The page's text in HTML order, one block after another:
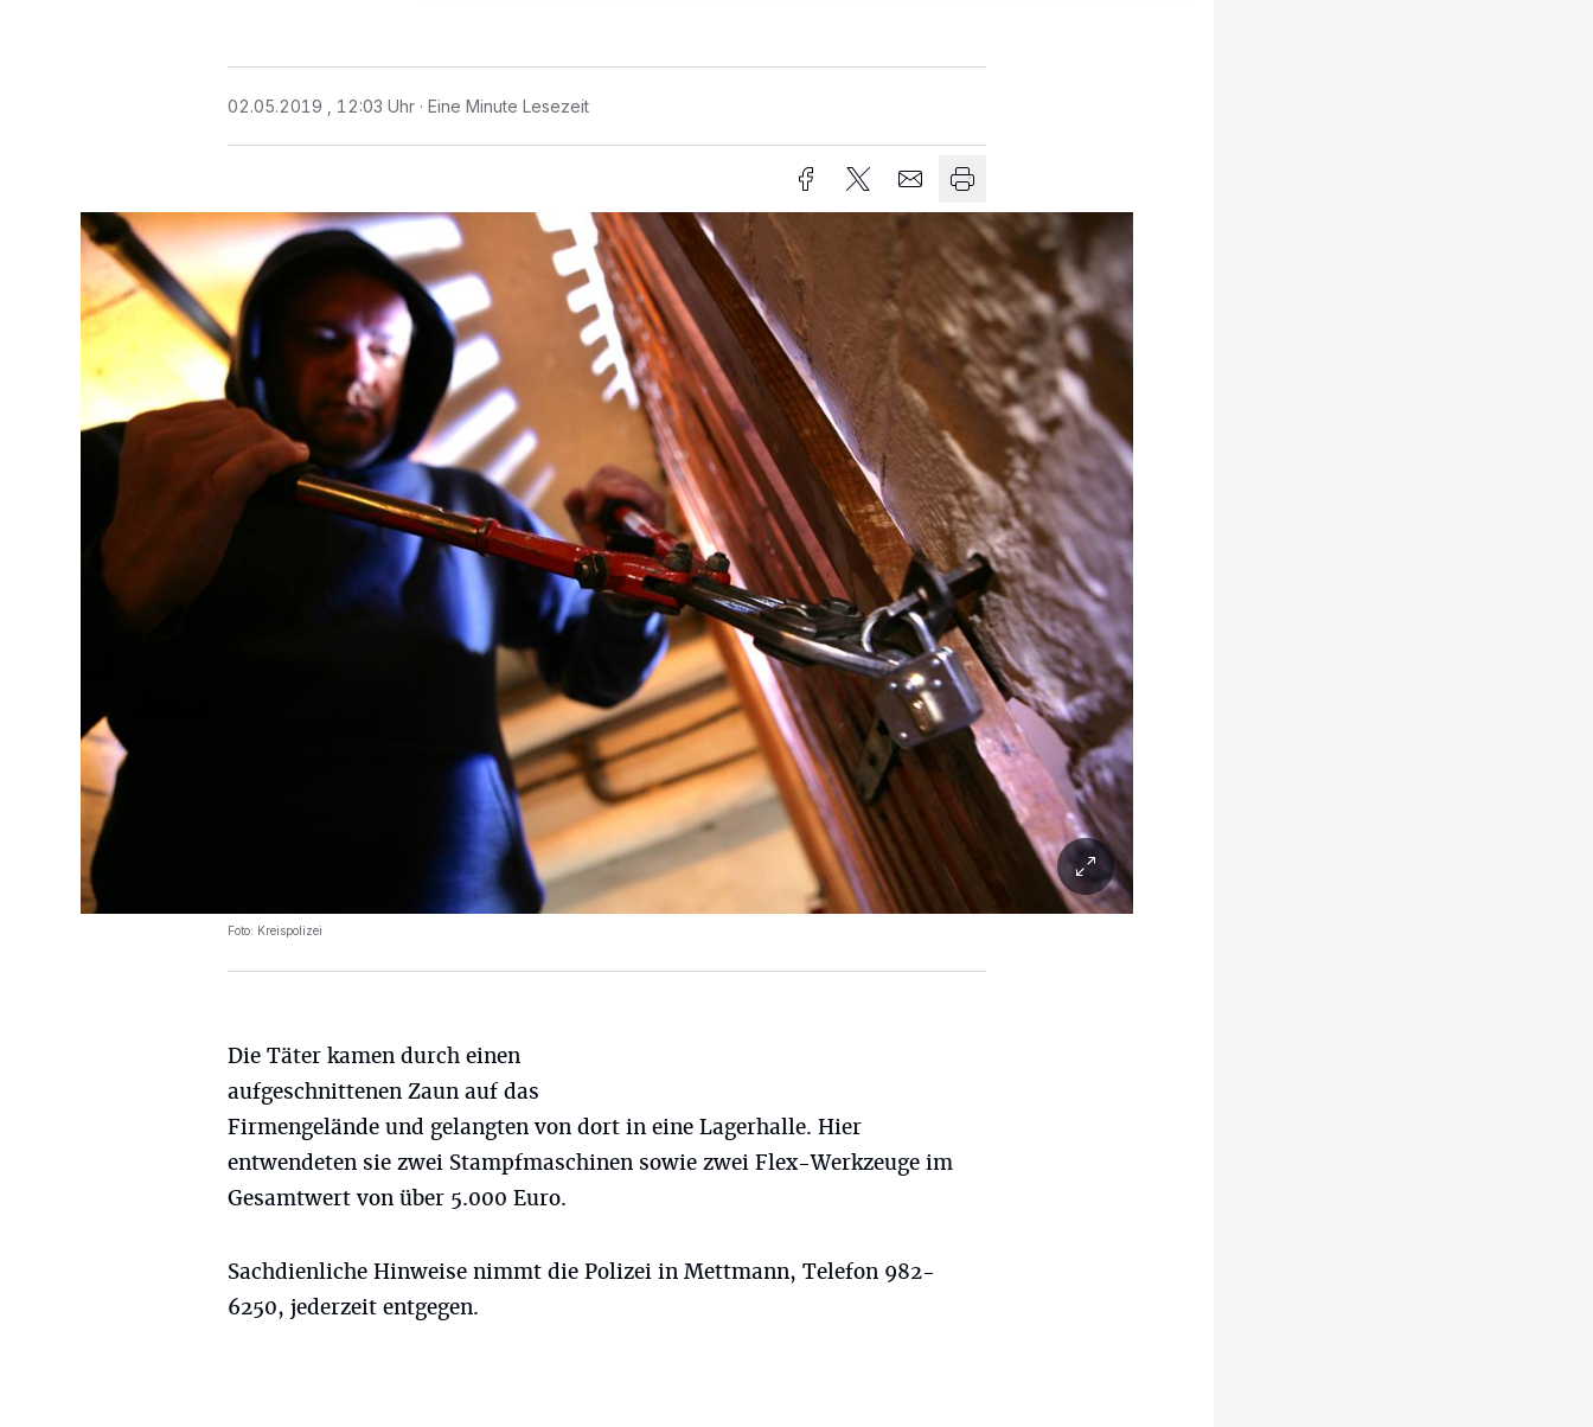
02.05.2019 , 12:03 Uhr Eine Minute Lesezeit
Foto: Kreispolizei
Die Täter kamen durch einen
aufgeschnittenen Zaun auf das
Firmengelände und gelangten von dort in eine Lagerhalle. Hier
entwendeten sie zwei Stampfmaschinen sowie zwei Flex-Werkzeuge im
Gesamtwert von über 5.000 Euro.
Sachdienliche Hinweise nimmt die Polizei in Mettmann, Telefon 982-
6250, jederzeit entgegen.